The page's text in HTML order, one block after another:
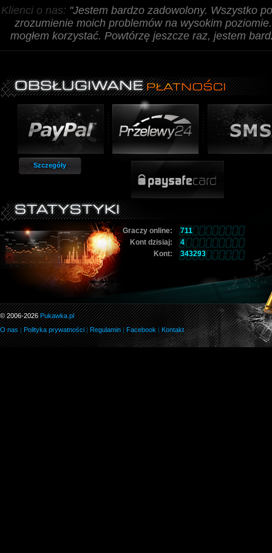
Klienci o nas: "Jestem bardzo zadowolony. Wszystko
zrozumienie moich problemów na wysokim
mogłem korzystać. Powtórzę jeszcze raz, jestem
Szczegóły
Graczy online:
711
Kont dzisiaj:
4
Kont:
343293
© 2006-2026Pukawka.pl
O nas|Polityka prywatności|Regulamin|Facebook Kontakt